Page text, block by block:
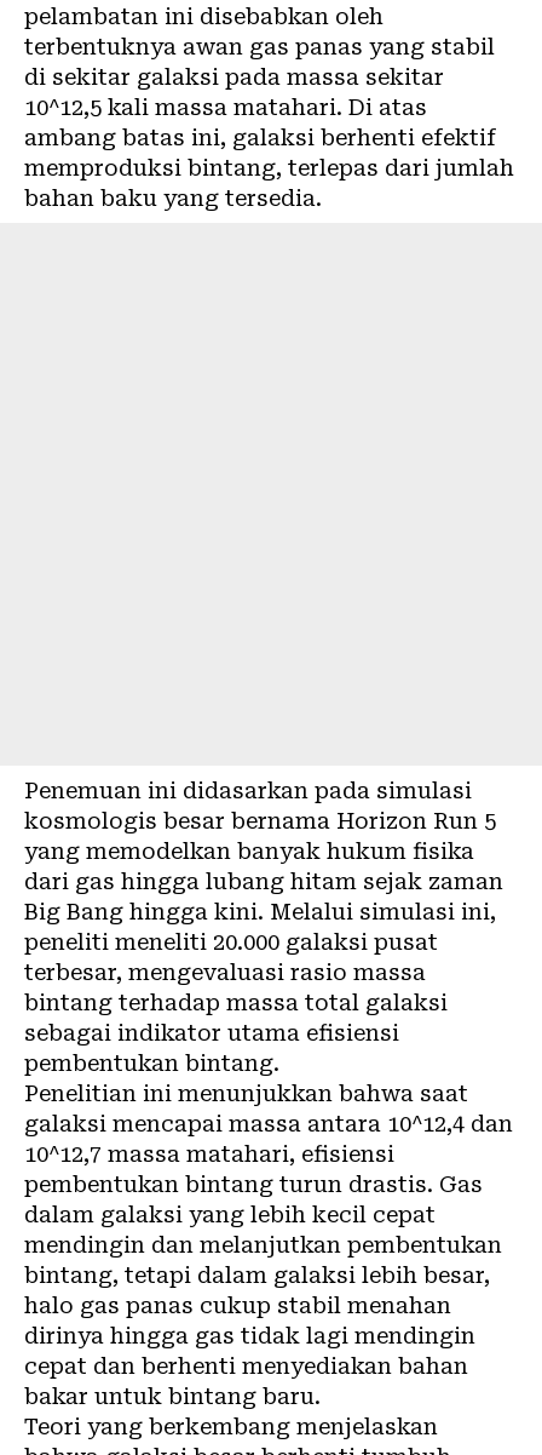
pelambatan ini disebabkan oleh
terbentuknya awan gas panas yang stabil
di sekitar galaksi pada massa sekitar
10^12,5 kali massa matahari. Di atas
ambang batas ini, galaksi berhenti efektif
memproduksi bintang, terlepas dari jumlah
bahan baku yang tersedia.
Penemuan ini didasarkan pada simulasi
kosmologis besar bernama Horizon Run 5
yang memodelkan banyak hukum fisika
dari gas hingga lubang hitam sejak zaman
Big Bang hingga kini. Melalui simulasi ini,
peneliti meneliti 20.000 galaksi pusat
terbesar, mengevaluasi rasio massa
bintang terhadap massa total galaksi
sebagai indikator utama efisiensi
pembentukan bintang.
Penelitian ini menunjukkan bahwa saat
galaksi mencapai massa antara 10^12,4 dan
10^12,7 massa matahari, efisiensi
pembentukan bintang turun drastis. Gas
dalam galaksi yang lebih kecil cepat
mendingin dan melanjutkan pembentukan
bintang, tetapi dalam galaksi lebih besar,
halo gas panas cukup stabil menahan
dirinya hingga gas tidak lagi mendingin
cepat dan berhenti menyediakan bahan
bakar untuk bintang baru.
Teori yang berkembang menjelaskan